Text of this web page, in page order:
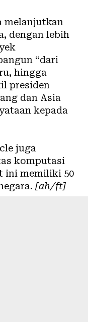
melanjutkan
dengan lebih
“dari
hingga
presiden
dan Asia
kepada
juga
komputasi
ini memiliki 50
[ah/ft]